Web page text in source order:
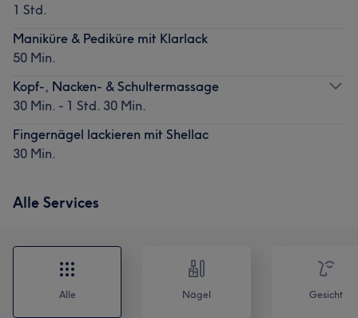
1 Std.
Maniküre & Pediküre mit Klarlack
50 Min.
Kopf-, Nacken- & Schultermassage
30 Min. - 1 Std. 30 Min.
Fingernägel lackieren mit Shellac
30 Min.
Alle Services
Alle Nägel Gesicht